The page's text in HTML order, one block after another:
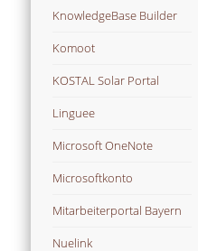
KnowledgeBase Builder
Komoot
KOSTAL Solar Portal
Linguee
Microsoft OneNote
Microsoftkonto
Mitarbeiterportal Bayern
Nuelink